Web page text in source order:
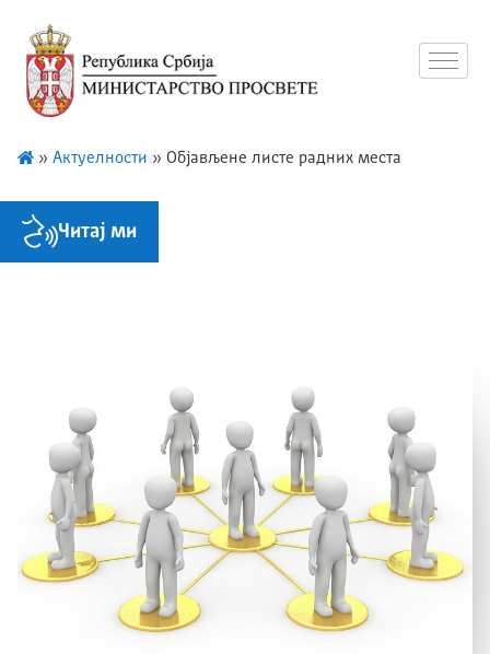
» Актуелности » Објављене листе радних места
Читај ми